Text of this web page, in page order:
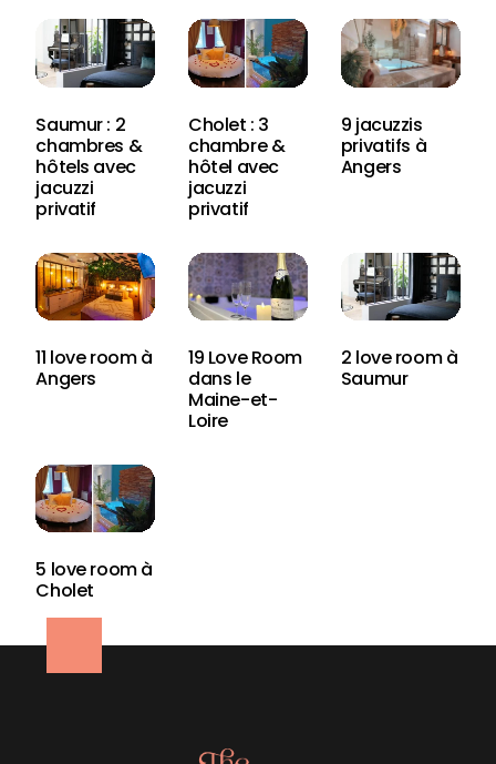
Saumur : 2
chambres &
hôtels avec
jacuzzi
privatif
Cholet : 3
chambre &
hôtel avec
jacuzzi
privatif
9 jacuzzis
privatifs à
Angers
11 love room à
Angers
19 Love Room
dans le
Maine-et-
Loire
2 love room à
Saumur
5 love room à
Cholet